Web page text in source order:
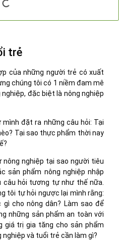
trẻ
của những người trẻ có xuất
chúng tôi có 1 niềm đam mê
đặc biệt là nông nghiệp
đặt ra những câu hỏi: Tại
Tại sao thực phẩm thời nay
nghiệp tại sao người tiêu
sản phẩm nông nghiệp nhập
câu hỏi tương tự như thế nữa.
tôi tự hỏi ngược lại mình rằng:
cho nông dân? Làm sao để
những sản phẩm an toàn với
giá trị gia tăng cho sản phẩm
nghiệp và tuổi trẻ cần làm gì?